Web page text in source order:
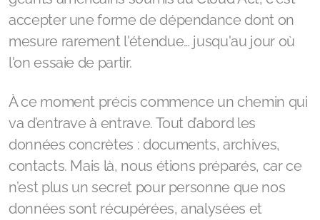
accepter une forme de dépendance dont on
mesure rarement l'étendue… jusqu'au jour où
l'on essaie de partir.
À ce moment précis commence un chemin qui
va d’entrave à entrave. Tout d’abord les
données concrètes : documents, archives,
contacts. Mais là, nous étions préparés, car ce
n’est plus un secret pour personne que nos
données sont récupérées, analysées et